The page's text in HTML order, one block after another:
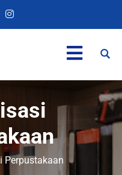
Perpustakaan